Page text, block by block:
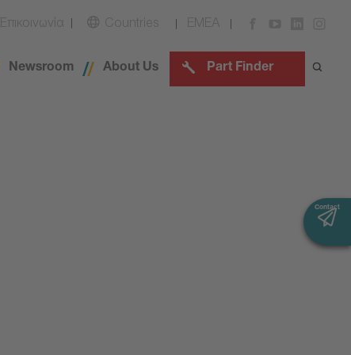
Επικοινωνία Countries EMEA
Newsroom About Us Part Finder
Contact